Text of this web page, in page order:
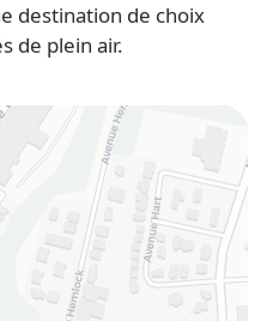
destination de choix
de plein air.